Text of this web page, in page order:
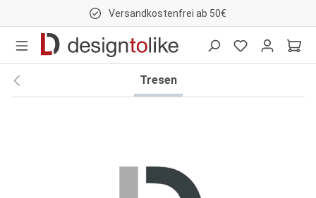
Versandkostenfrei ab 50€
Tresen